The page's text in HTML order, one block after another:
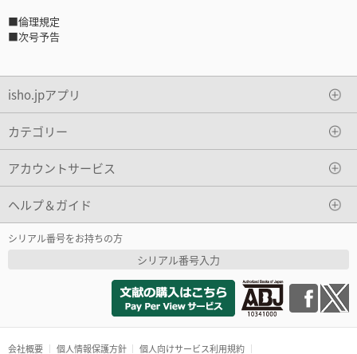
■倫理規定
■次号予告
isho.jpアプリ
カテゴリー
アカウントサービス
ヘルプ＆ガイド
シリアル番号をお持ちの方
シリアル番号入力
会社概要 個人情報保護方針 個人向けサービス利用規約